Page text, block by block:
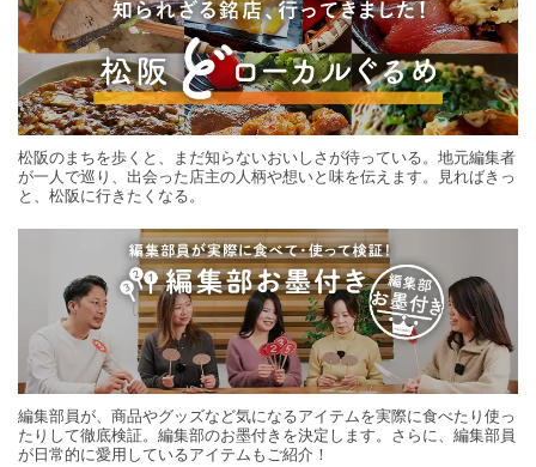
松阪のまちを歩くと、まだ知らないおいしさが待っている。地元編集者
が一人で巡り、出会った店主の人柄や想いと味を伝えます。見ればきっ
と、松阪に行きたくなる。
編集部員が、商品やグッズなど気になるアイテムを実際に食べたり使っ
たりして徹底検証。編集部のお墨付きを決定します。さらに、編集部員
が日常的に愛用しているアイテムもご紹介！